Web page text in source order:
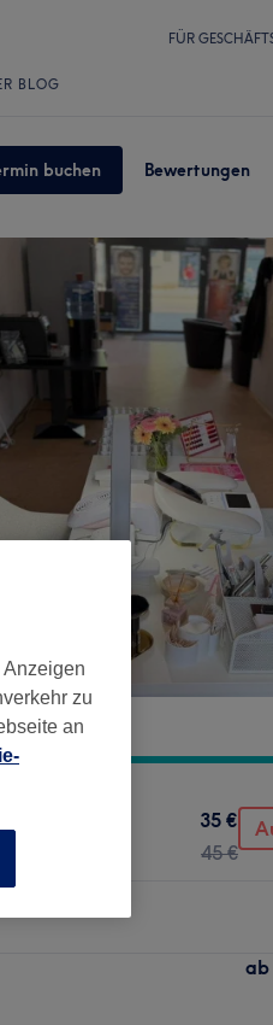
FÜR
BLOG
buchen Bewertungen
35 €
45 €
ab
zu
an